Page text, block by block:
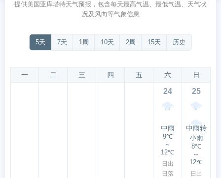
提供美国亚库塔特天气预报，包含每天最高气温、最低气温、天气状
况及风向等气象信息
5天 7天 1周 10天 2周 15天 历史
一 二 三 四 五 六 日
24
中雨
9℃
～
12℃
日出
日落
25
中雨转
小雨
8℃
～
12℃
日出